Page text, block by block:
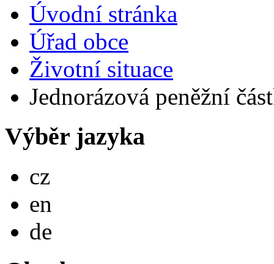
Úvodní stránka
Úřad obce
Životní situace
Jednorázová peněžní
Výběr jazyka
cz
en
de